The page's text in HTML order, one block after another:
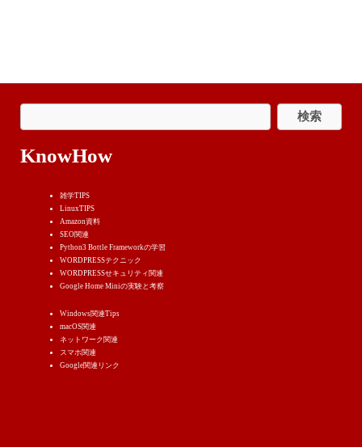
KnowHow
雑学TIPS
LinuxTIPS
Amazon資料
SEO関連
Python3 Bottle Frameworkの学習
WORDPRESSテクニック
WORDPRESSせキュリティ関連
Google Home Miniの実験と考察
Windows関連Tips
macOS関連
ネットワーク関連
スマホ関連
Google関連リンク